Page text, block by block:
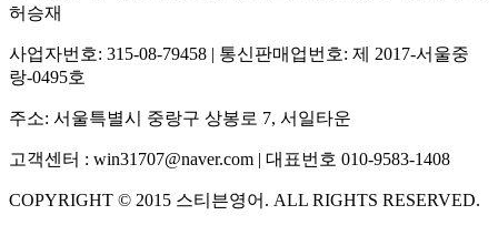
허승재
사업자번호: 315-08-79458 | 통신판매업번호: 제 2017-서울중
랑-0495호
주소: 서울특별시 중랑구 상봉로 7, 서일타운
고객센터 : win31707@naver.com | 대표번호 010-9583-1408
COPYRIGHT © 2015 스티븐영어 . ALL RIGHTS RESERVED.